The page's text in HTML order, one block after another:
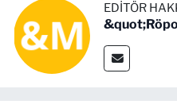
EDITÖR